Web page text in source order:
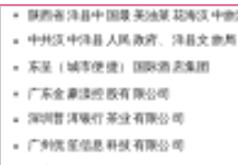
文化节
中共汉中洋县人民政府、洋县文旅局
东呈（城市便捷）国际酒店集团
广东金豪漾控股有限公司
深圳普洱银行茶业有限公司
广州优笙信息科技有限公司
丹东银行